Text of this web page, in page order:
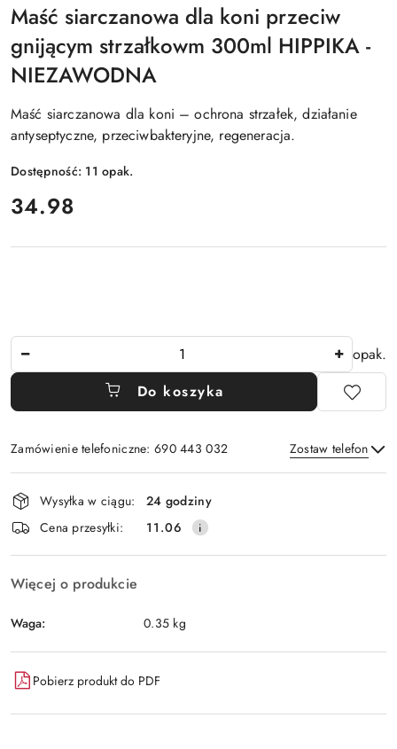
Maść siarczanowa dla koni przeciw
gnijącym strzałkowm 300ml HIPPIKA -
NIEZAWODNA
Maść siarczanowa dla koni – ochrona strzałek, działanie
antyseptyczne, przeciwbakteryjne, regeneracja.
Dostępność: 11opak.
cena:
34.98
opak.
Do koszyka
Zamówienie telefoniczne: 690 443 032 Zostaw telefon
Wyślij
Dostępność
i
dostawa
Wysyłka w ciągu:
24 godziny
Cena przesyłki:
11.06
Więcej o produkcie
Waga: 0.35 kg
Pobierz produkt do PDF